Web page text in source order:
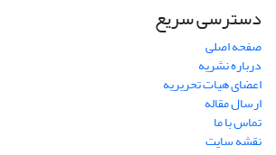
دسترسی سریع
صفحه اصلی
درباره نشریه
اعضای هیات تحریریه
ارسال مقاله
تماس با ما
نقشه سایت